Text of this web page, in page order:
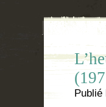
Publié